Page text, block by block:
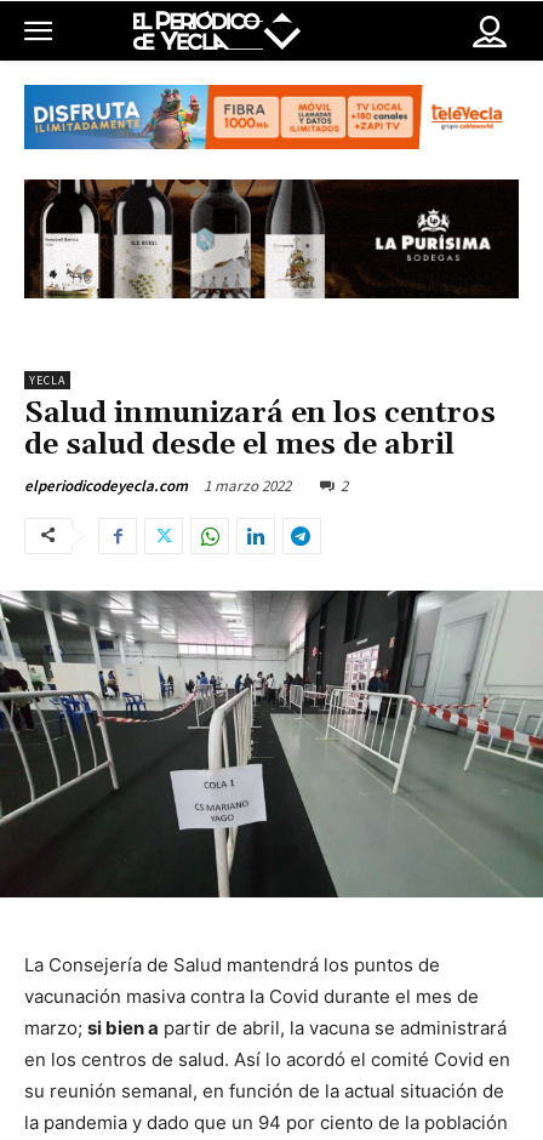
YECLA
Salud inmunizará en los centros
de salud desde el mes de abril
elperiodicodeyecla.com 1 marzo 2022 2
La Consejería de Salud mantendrá los puntos de
vacunación masiva contra la Covid durante el mes de
marzo; si bien a partir de abril, la vacuna se administrará
en los centros de salud. Así lo acordó el comité Covid en
su reunión semanal, en función de la actual situación de
la pandemia y dado que un 94 por ciento de la población